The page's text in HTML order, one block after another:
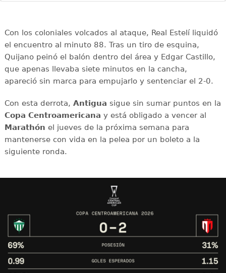
Con los coloniales volcados al ataque, Real Estelí liquidó
el encuentro al minuto 88. Tras un tiro de esquina,
Quijano peinó el balón dentro del área y Edgar Castillo,
que apenas llevaba siete minutos en la cancha,
apareció sin marca para empujarlo y sentenciar el 2-0.
Con esta derrota, Antigua sigue sin sumar puntos en la
Copa Centroamericana y está obligado a vencer al
Marathón el jueves de la próxima semana para
mantenerse con vida en la pelea por un boleto a la
siguiente ronda.